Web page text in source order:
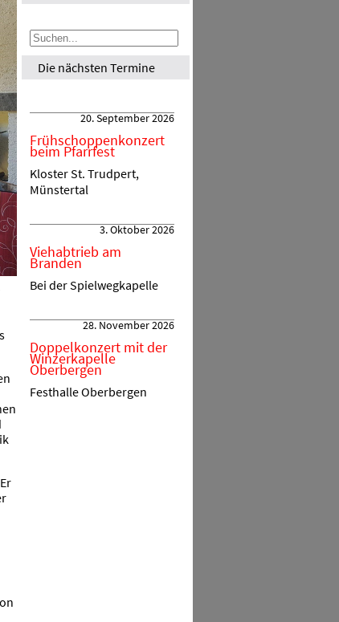
Die nächsten Termine
20. September 2026
Frühschoppenkonzert
beim Pfarrfest
Kloster St. Trudpert,
Münstertal
3. Oktober 2026
Viehabtrieb am
Branden
Bei der Spielwegkapelle
28. November 2026
Doppelkonzert mit der
Winzerkapelle
Oberbergen
Festhalle Oberbergen